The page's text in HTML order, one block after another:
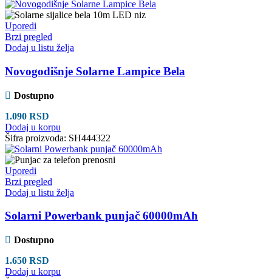
Uporedi
Brzi pregled
Dodaj u listu želja
Novogodišnje Solarne Lampice Bela
Dostupno
1.090 RSD
Dodaj u korpu
Šifra proizvoda: SH444322
Uporedi
Brzi pregled
Dodaj u listu želja
Solarni Powerbank punjač 60000mAh
Dostupno
1.650 RSD
Dodaj u korpu